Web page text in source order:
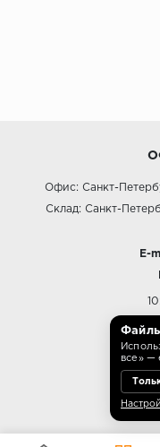
Офис: Санкт-
Склад: Санкт-
E-
все» —